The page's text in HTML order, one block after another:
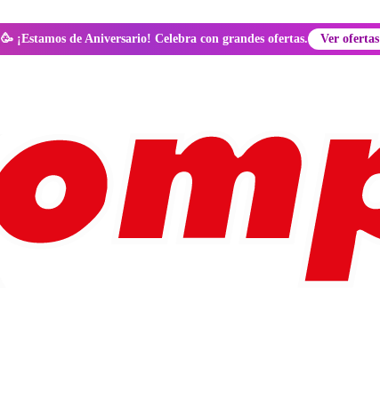
🥳 ¡Estamos de Aniversario! Celebra con grandes ofertas. Ver ofertas